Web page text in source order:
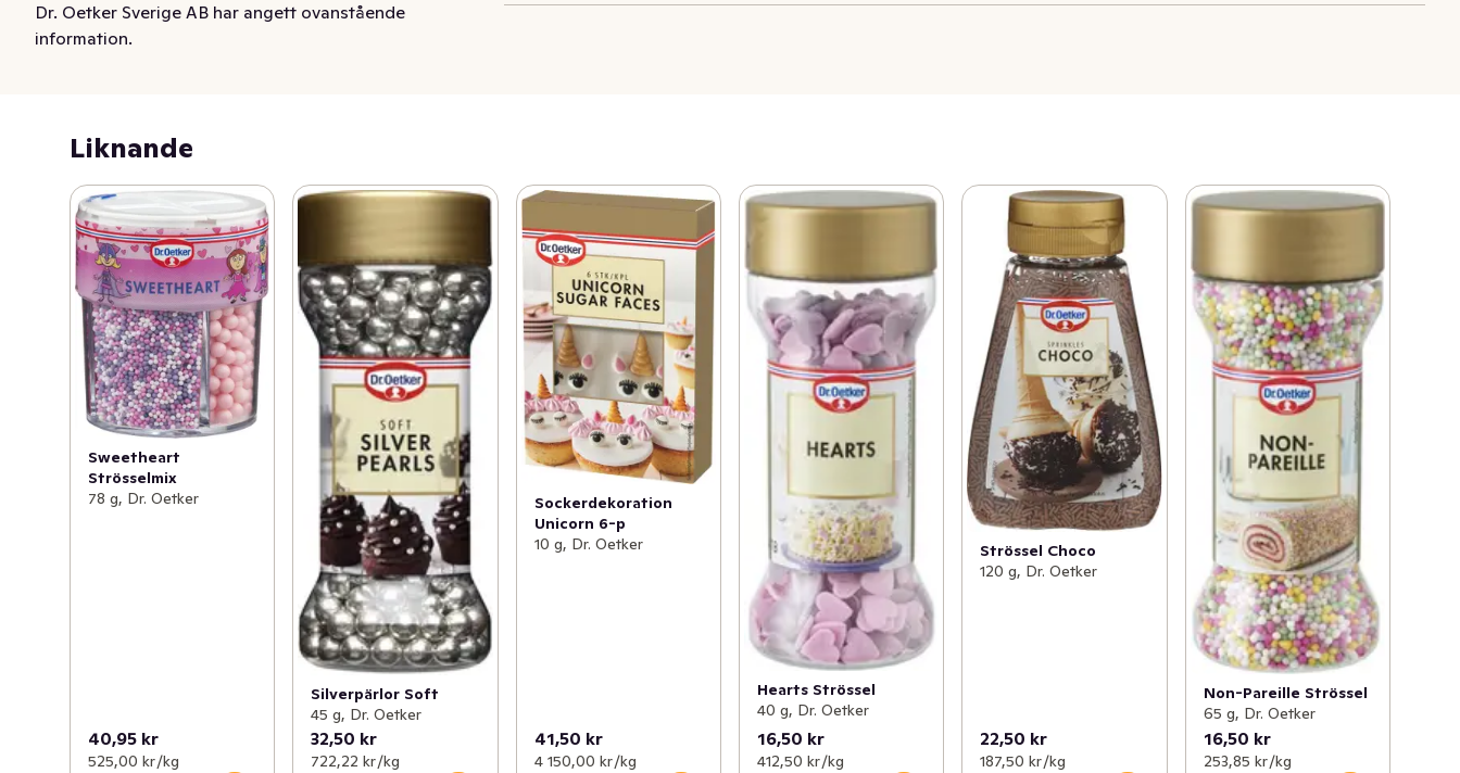
Dr. Oetker Sverige AB har angett ovanstående
information.
Liknande
Sweetheart
Strösselmix
78 g, Dr. Oetker
40,95 kr
525,00 kr /kg
Silverpärlor Soft
45 g, Dr. Oetker
32,50 kr
722,22 kr /kg
Sockerdekoration
Unicorn 6-p
10 g, Dr. Oetker
41,50 kr
4 150,00 kr /kg
Hearts Strössel
40 g, Dr. Oetker
16,50 kr
412,50 kr /kg
Strössel Choco
120 g, Dr. Oetker
22,50 kr
187,50 kr /kg
Non-Pareille Strössel
65 g, Dr. Oetker
16,50 kr
253,85 kr /kg